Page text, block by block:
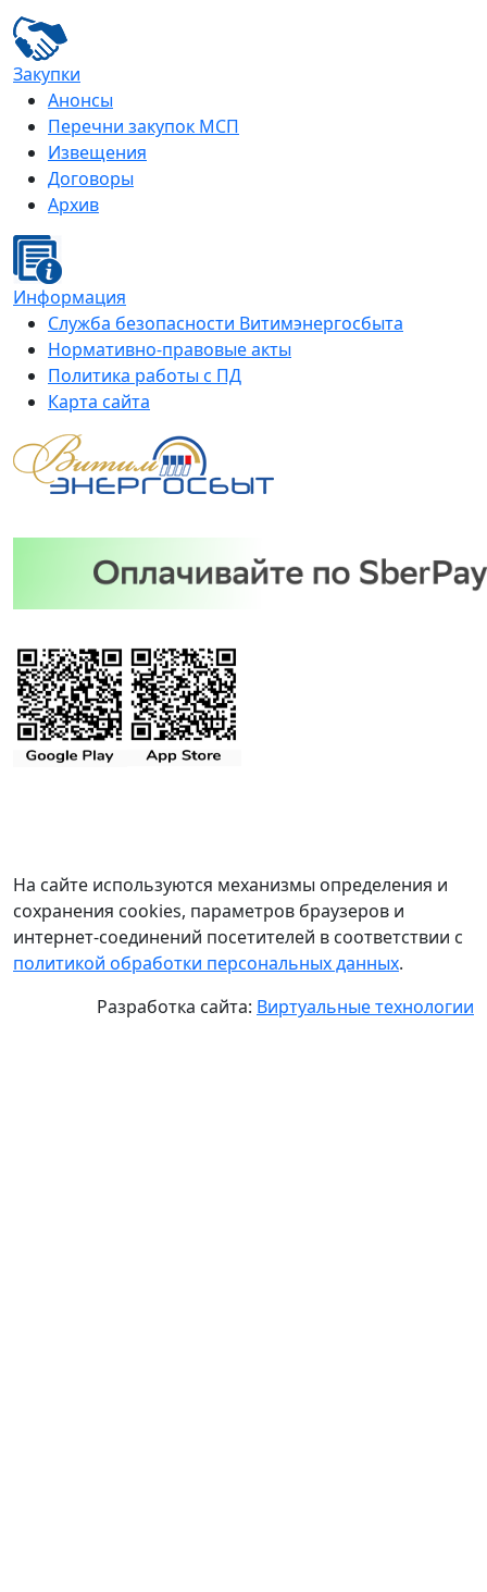
Закупки
Анонсы
Перечни закупок МСП
Извещения
Договоры
Архив
Информация
Служба безопасности Витимэнергосбыта
Нормативно-правовые акты
Политика работы с ПД
Карта сайта
На сайте используются механизмы определения и
сохранения cookies, параметров браузеров и
интернет-соединений посетителей в соответствии с
политикой обработки персональных данных.
Разработка сайта: Виртуальные технологии